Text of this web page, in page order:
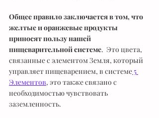
Общее правило заключается в том, что
желтые и оранжевые продукты
приносят пользу нашей
пищеварительной системе.  Это цвета,
связанные с элементом Земля, который
управляет пищеварением, в системе 5
Элементов, это также связано с
необходимостью чувствовать
заземленность.